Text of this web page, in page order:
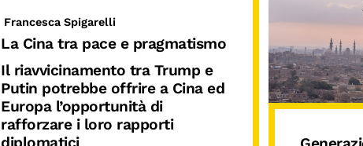
Francesca Spigarelli
La Cina tra pace e pragmatismo
Il riavvicinamento tra Trump e
Putin potrebbe offrire a Cina ed
Europa l’opportunità di
rafforzare i loro rapporti
diplomatici